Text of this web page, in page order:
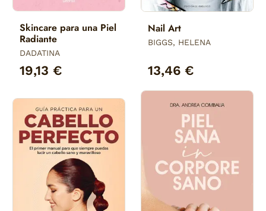
Skincare para una Piel
Radiante
DADATINA
19,13 €
Nail Art
BIGGS, HELENA
13,46 €